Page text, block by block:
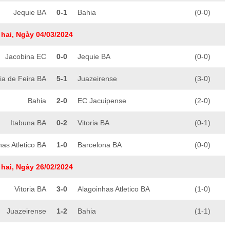
Jequie BA 0-1 Bahia (0-0)
Ngày 04/03/2024
Jacobina EC 0-0 Jequie BA (0-0)
de Feira BA 5-1 Juazeirense (3-0)
Bahia 2-0 EC Jacuipense (2-0)
Itabuna BA 0-2 Vitoria BA (0-1)
Atletico BA 1-0 Barcelona BA (0-0)
Ngày 26/02/2024
Vitoria BA 3-0 Alagoinhas Atletico BA (1-0)
Juazeirense 1-2 Bahia (1-1)